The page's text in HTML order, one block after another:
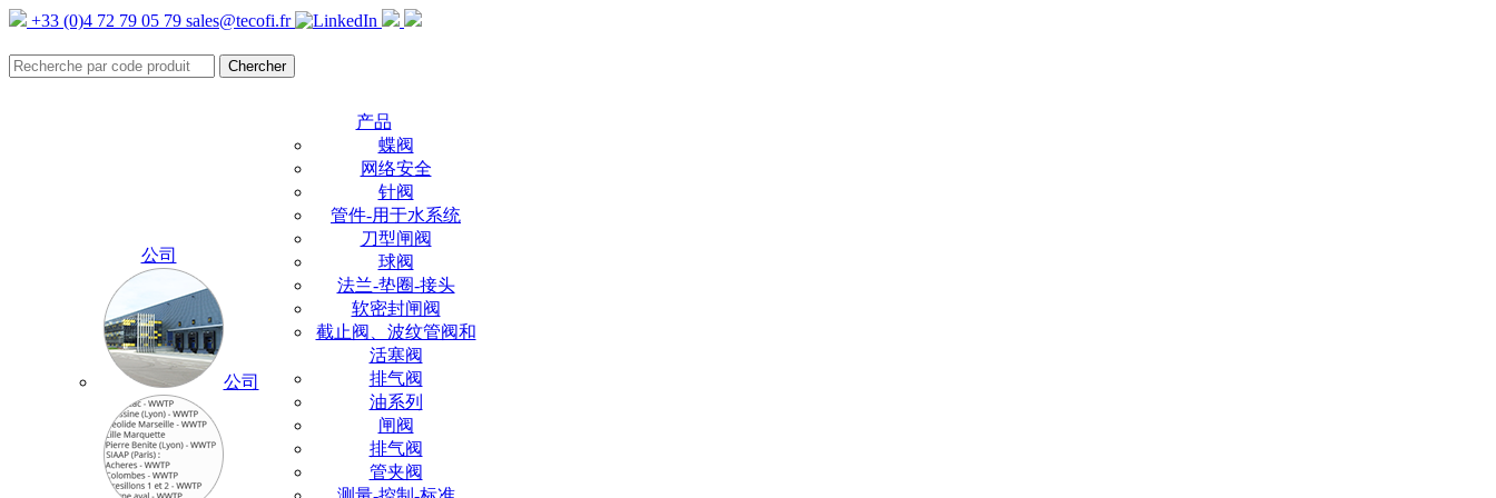
+33 (0)4 72 79 05 79 sales@tecofi.fr
公司
公司
产品
蝶阀
网络安全
针阀
管件-用于水系统
刀型闸阀
球阀
法兰-垫圈-接头
软密封闸阀
截止阀、波纹管阀和
活塞阀
排气阀
油系列
闸阀
排气阀
管夹阀